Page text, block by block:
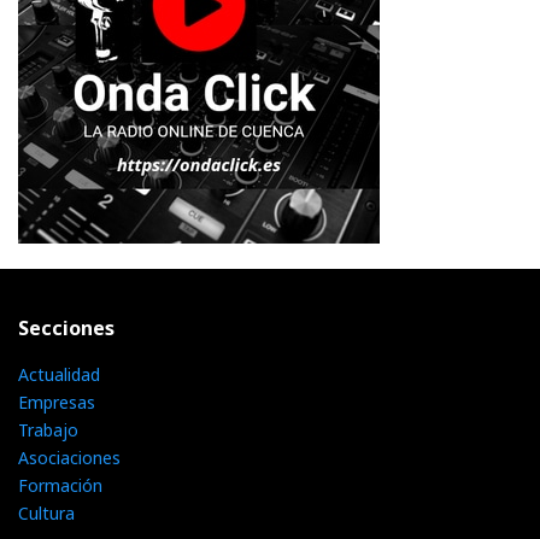
Secciones
Actualidad
Empresas
Trabajo
Asociaciones
Formación
Cultura